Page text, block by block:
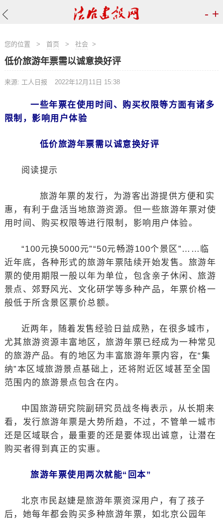
- +
您的位置 > 首页 > 社会>
低价旅游年票需以诚意换好评
来源: 工人日报 2022年12月11日 15:38
一些年票在使用时间、购买权限等方面有诸多
限制，影响用户体验
低价旅游年票需以诚意换好评
阅读提示
旅游年票的发行，为游客出游提供方便和实
惠，有利于盘活当地旅游资源。但一些旅游年票对使
用时间、购买权限等进行限制，影响用户体验。
“100元换5000元”“50元畅游100个景区”……临
近年底，各种形式的旅游年票陆续开始发售。旅游年
票的使用期限一般以年为单位，包含亲子休闲、旅游
景点、郊野风光、文化研学等多种产品，年票价格一
般低于所含景区票价总额。
近两年，随着发售经验日益成熟，在很多城市，
尤其旅游资源丰富地区，旅游年票已经成为一种常见
的旅游产品。有的地区为丰富旅游年票内容，在“集
纳”本区域旅游景点基础上，还将附近区域甚至全国
范围内的旅游景点包含在内。
中国旅游研究院副研究员战冬梅表示，从长期来
看，发行旅游年票是大势所趋，不过，不管单一城市
还是区域联合，最重要的还是要体现出诚意，让潜在
购买者得到真正的实惠。
旅游年票使用两次就能“回本”
北京市民赵婕是旅游年票资深用户，有了孩子
后，她每年都会购买多种旅游年票，如北京公园年